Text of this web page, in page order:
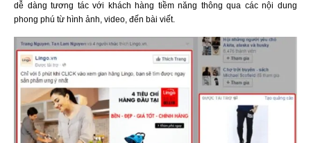
dễ dàng tương tác với khách hàng tiềm năng thông qua các nội dung
phong phú từ hình ảnh, video, đến bài viết.